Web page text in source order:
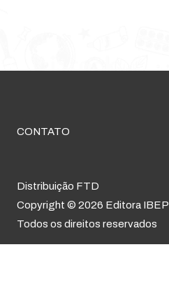
CONTATO
Distribuição FTD
Copyright © 2026 Editora IBEP
Todos os direitos reservados